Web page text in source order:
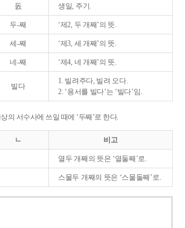
돐 생일, 주기.
두-째 ‘제2, 두 개째’의 뜻.
세-째 ‘제3, 세 개째’의 뜻.
네-째 ‘제4, 네 개째’의 뜻.
빌다
1. 빌려주다, 빌려 오다.
2. ‘용서를 빌다’는 ‘빌다’임.
의 서수사에 쓰일 때에 ‘두째’로 한다.
ㄴ 비고
열두 개째의 뜻은 ‘열둘째’로.
스물두 개째의 뜻은 ‘스물둘째’로.